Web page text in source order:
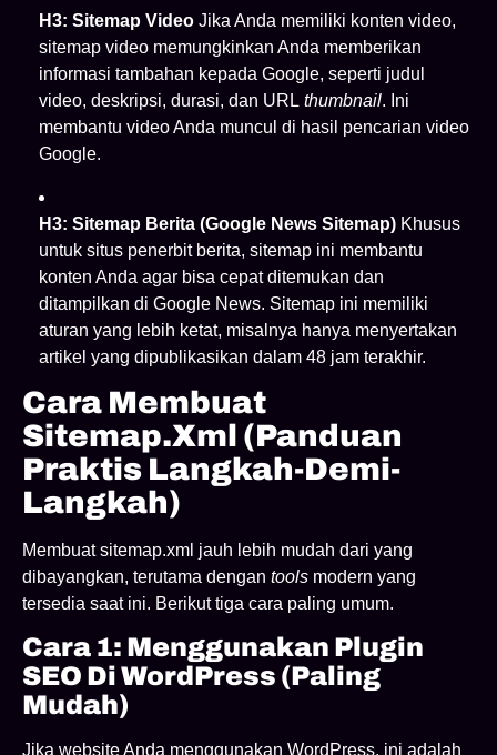
H3: Sitemap Video Jika Anda memiliki konten video,
sitemap video memungkinkan Anda memberikan
informasi tambahan kepada Google, seperti judul
video, deskripsi, durasi, dan URL thumbnail. Ini
membantu video Anda muncul di hasil pencarian video
Google.
H3: Sitemap Berita (Google News Sitemap) Khusus
untuk situs penerbit berita, sitemap ini membantu
konten Anda agar bisa cepat ditemukan dan
ditampilkan di Google News. Sitemap ini memiliki
aturan yang lebih ketat, misalnya hanya menyertakan
artikel yang dipublikasikan dalam 48 jam terakhir.
Cara Membuat
Sitemap.xml (Panduan
Praktis Langkah-Demi-
Langkah)
Membuat sitemap.xml jauh lebih mudah dari yang
dibayangkan, terutama dengan tools modern yang
tersedia saat ini. Berikut tiga cara paling umum.
Cara 1: Menggunakan Plugin
SEO Di WordPress (Paling
Mudah)
Jika website Anda menggunakan WordPress, ini adalah